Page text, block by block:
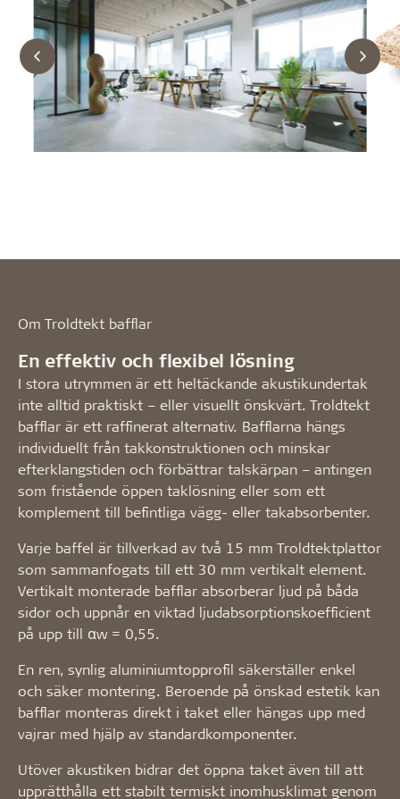
Om Troldtekt bafflar
En effektiv och flexibel lösning
I stora utrymmen är ett heltäckande akustikundertak
inte alltid praktiskt – eller visuellt önskvärt. Troldtekt
bafflar är ett raffinerat alternativ. Bafflarna hängs
individuellt från takkonstruktionen och minskar
efterklangstiden och förbättrar talskärpan – antingen
som fristående öppen taklösning eller som ett
komplement till befintliga vägg- eller takabsorbenter.
Varje baffel är tillverkad av två 15 mm Troldtektplattor
som sammanfogats till ett 30 mm vertikalt element.
Vertikalt monterade bafflar absorberar ljud på båda
sidor och uppnår en viktad ljudabsorptionskoefficient
på upp till αw = 0,55.
En ren, synlig aluminiumtopprofil säkerställer enkel
och säker montering. Beroende på önskad estetik kan
bafflar monteras direkt i taket eller hängas upp med
vajrar med hjälp av standardkomponenter.
Utöver akustiken bidrar det öppna taket även till att
upprätthålla ett stabilt termiskt inomhusklimat genom